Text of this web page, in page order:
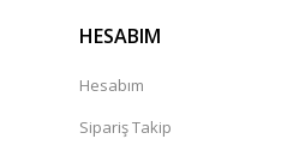
HESABIM
Hesabım
Sipariş Takip